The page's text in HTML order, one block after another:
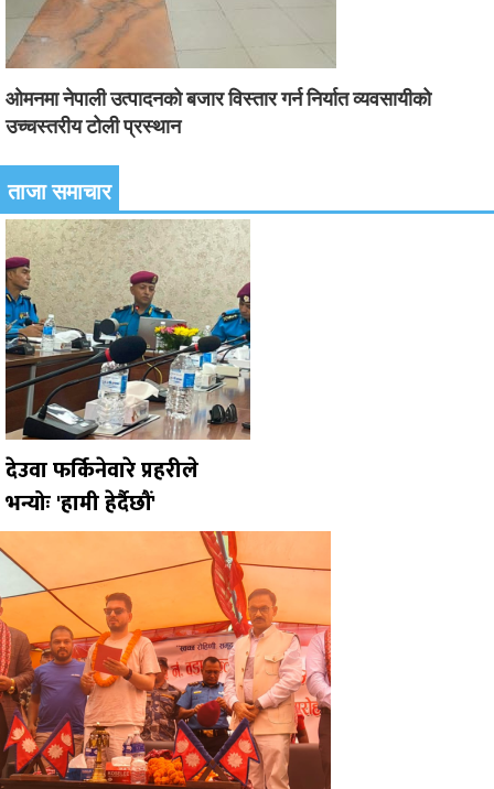
ओमनमा नेपाली उत्पादनको बजार विस्तार गर्न निर्यात व्यवसायीको
उच्चस्तरीय टोली प्रस्थान
ताजा समाचार
देउवा फर्किनेवारे प्रहरीले
भन्योः 'हामी हेर्दैछौं'